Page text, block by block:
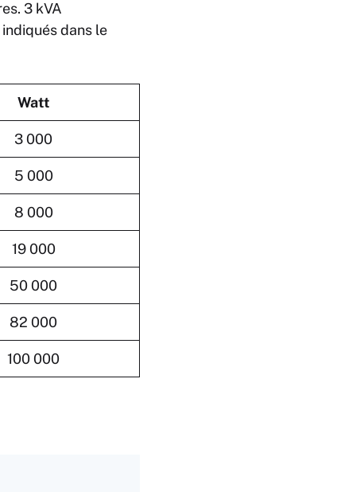
3 kVA
dans le
Watt
3 000
5 000
8 000
19 000
50 000
82 000
100 000